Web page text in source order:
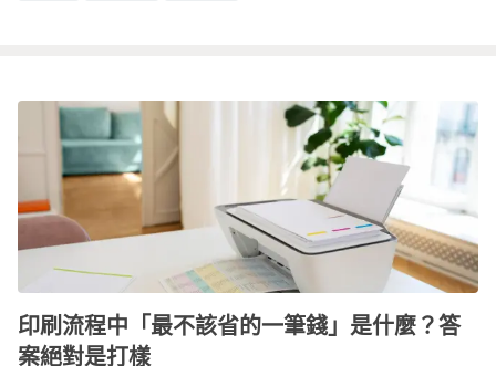
印刷流程中「最不該省的一筆錢」是什麼？答
案絕對是打樣